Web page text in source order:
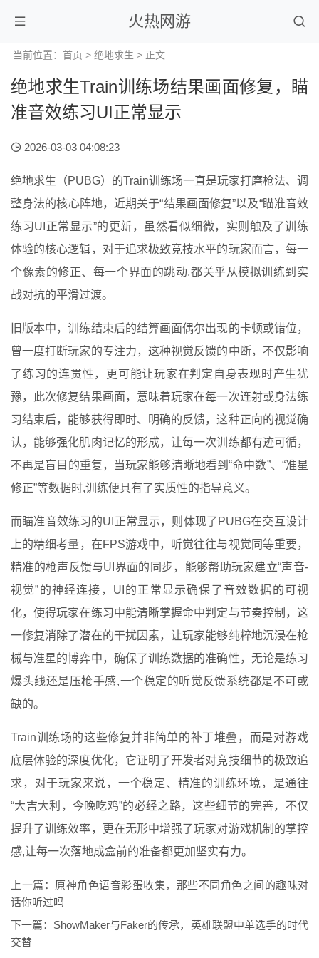
火热网游
当前位置： 首页 > 绝地求生 > 正文
绝地求生Train训练场结果画面修复，瞄
准音效练习UI正常显示
2026-03-03 04:08:23
绝地求生（PUBG）的Train训练场一直是玩家打磨枪法、调
整身法的核心阵地，近期关于“结果画面修复”以及“瞄准音效
练习UI正常显示”的更新，虽然看似细微，实则触及了训练
体验的核心逻辑，对于追求极致竞技水平的玩家而言，每一
个像素的修正、每一个界面的跳动,都关乎从模拟训练到实
战对抗的平滑过渡。
旧版本中，训练结束后的结算画面偶尔出现的卡顿或错位，
曾一度打断玩家的专注力，这种视觉反馈的中断，不仅影响
了练习的连贯性，更可能让玩家在判定自身表现时产生犹
豫，此次修复结果画面，意味着玩家在每一次连射或身法练
习结束后，能够获得即时、明确的反馈，这种正向的视觉确
认，能够强化肌肉记忆的形成，让每一次训练都有迹可循，
不再是盲目的重复，当玩家能够清晰地看到“命中数”、“准星
修正”等数据时,训练便具有了实质性的指导意义。
而瞄准音效练习的UI正常显示，则体现了PUBG在交互设计
上的精细考量，在FPS游戏中，听觉往往与视觉同等重要，
精准的枪声反馈与UI界面的同步，能够帮助玩家建立“声音-
视觉”的神经连接，UI的正常显示确保了音效数据的可视
化，使得玩家在练习中能清晰掌握命中判定与节奏控制，这
一修复消除了潜在的干扰因素，让玩家能够纯粹地沉浸在枪
械与准星的博弈中，确保了训练数据的准确性，无论是练习
爆头线还是压枪手感,一个稳定的听觉反馈系统都是不可或
缺的。
Train训练场的这些修复并非简单的补丁堆叠，而是对游戏
底层体验的深度优化，它证明了开发者对竞技细节的极致追
求，对于玩家来说，一个稳定、精准的训练环境，是通往
“大吉大利，今晚吃鸡”的必经之路，这些细节的完善，不仅
提升了训练效率，更在无形中增强了玩家对游戏机制的掌控
感,让每一次落地成盒前的准备都更加坚实有力。
上一篇： 原神角色语音彩蛋收集，那些不同角色之间的趣味对
话你听过吗
下一篇： ShowMaker与Faker的传承，英雄联盟中单选手的时代
交替